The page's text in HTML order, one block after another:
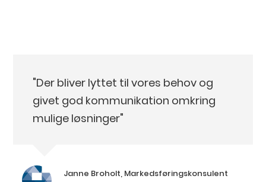
"Der bliver lyttet til vores behov og
givet god kommunikation omkring
mulige løsninger"
Janne Broholt, Markedsføringskonsulent